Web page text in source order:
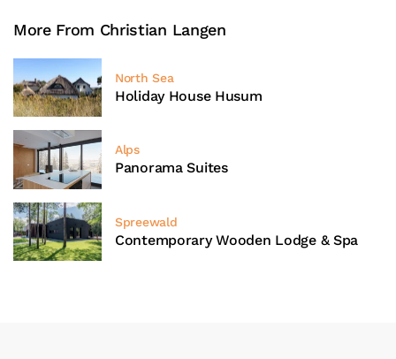
More From Christian Langen
North Sea
Holiday House Husum
Alps
Panorama Suites
Spreewald
Contemporary Wooden Lodge & Spa